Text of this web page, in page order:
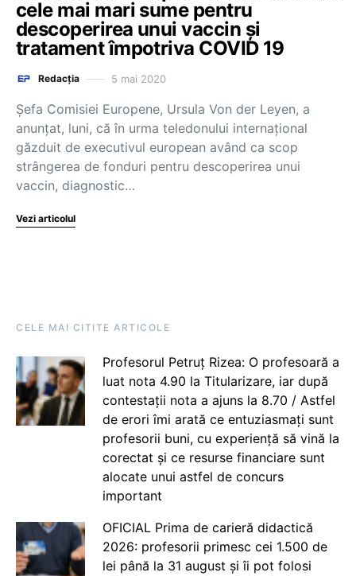
cele mai mari sume pentru
descoperirea unui vaccin și
tratament împotriva COVID 19
Redacția 5 mai 2020
Șefa Comisiei Europene, Ursula Von der Leyen, a
anunțat, luni, că în urma teledonului internațional
găzduit de executivul european având ca scop
strângerea de fonduri pentru descoperirea unui
vaccin, diagnostic…
Vezi articolul
CELE MAI CITITE ARTICOLE
Profesorul Petruț Rizea: O profesoară a
luat nota 4.90 la Titularizare, iar după
contestații nota a ajuns la 8.70 / Astfel
de erori îmi arată ce entuziasmați sunt
profesorii buni, cu experiență să vină la
corectat și ce resurse financiare sunt
alocate unui astfel de concurs
important
OFICIAL Prima de carieră didactică
2026: profesorii primesc cei 1.500 de
lei până la 31 august și îi pot folosi